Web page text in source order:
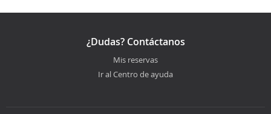
¿Dudas? Contáctanos
Mis reservas
Ir al Centro de ayuda